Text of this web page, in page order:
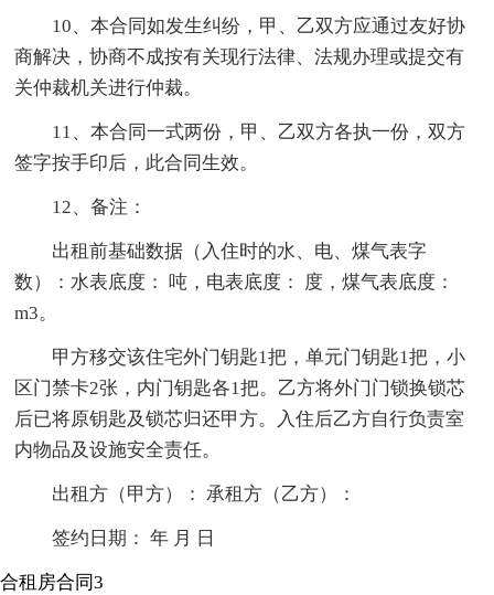
10、本合同如发生纠纷，甲、乙双方应通过友好协
商解决，协商不成按有关现行法律、法规办理或提交有
关仲裁机关进行仲裁。
11、本合同一式两份，甲、乙双方各执一份，双方
签字按手印后，此合同生效。
12、备注：
出租前基础数据（入住时的水、电、煤气表字
数）：水表底度： 吨，电表底度： 度，煤气表底度：
m3。
甲方移交该住宅外门钥匙1把，单元门钥匙1把，小
区门禁卡2张，内门钥匙各1把。乙方将外门门锁换锁芯
后已将原钥匙及锁芯归还甲方。入住后乙方自行负责室
内物品及设施安全责任。
出租方（甲方）： 承租方（乙方）：
签约日期： 年 月 日
合租房合同3